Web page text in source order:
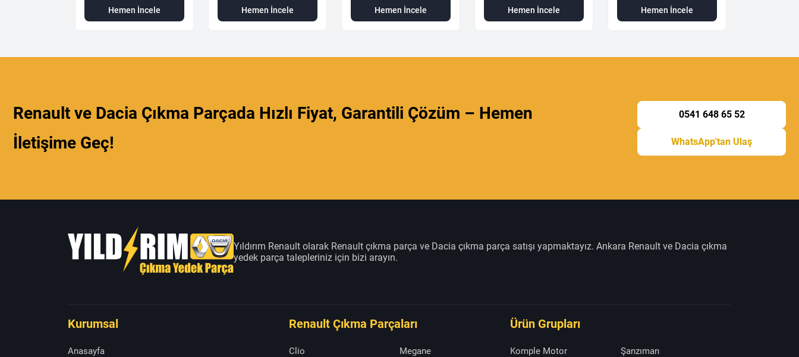
Hemen İncele Hemen İncele Hemen İncele Hemen İncele Hemen İncele
Renault ve Dacia Çıkma Parçada Hızlı Fiyat, Garantili Çözüm – Hemen
İletişime Geç!
0541 648 65 52
WhatsApp'tan Ulaş
Yıldırım Renault olarak Renault çıkma parça ve Dacia çıkma parça satışı yapmaktayız. Ankara Renault ve Dacia çıkma
yedek parça talepleriniz için bizi arayın.
Kurumsal
Anasayfa
Renault Çıkma Parçaları
Clio
Megane
Ürün Grupları
Komple Motor
Şanzıman